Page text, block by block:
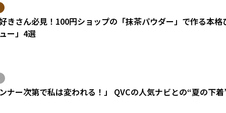
きさん必見！100円ショップの「抹茶パウダー」で作る本
ー」4選
ナー次第で私は変われる！」 QVCの人気ナビとの“夏の下